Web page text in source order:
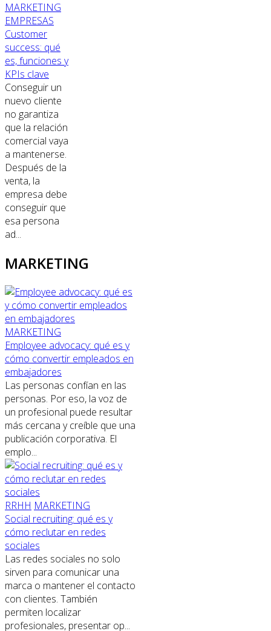
MARKETING
EMPRESAS
Customer
success: qué
es, funciones y
KPIs clave
Conseguir un
nuevo cliente
no garantiza
que la relación
comercial vaya
a mantenerse.
Después de la
venta, la
empresa debe
conseguir que
esa persona
ad...
MARKETING
MARKETING
Employee advocacy: qué es y
cómo convertir empleados en
embajadores
Las personas confían en las
personas. Por eso, la voz de
un profesional puede resultar
más cercana y creíble que una
publicación corporativa. El
emplo...
RRHH MARKETING
Social recruiting: qué es y
cómo reclutar en redes
sociales
Las redes sociales no solo
sirven para comunicar una
marca o mantener el contacto
con clientes. También
permiten localizar
profesionales, presentar op...